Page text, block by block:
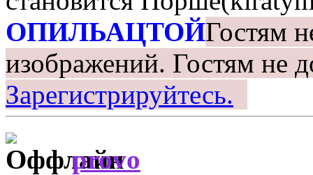
ОПИЛЬАЦТОЙГостям
изображений. Гостям не
Зарегистрируйтесь.
provo